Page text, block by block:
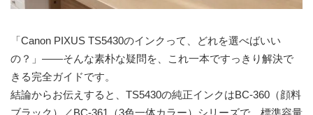
「Canon PIXUS TS5430のインクって、どれを選べばいい
の？」――そんな素朴な疑問を、これ一本ですっきり解決で
きる完全ガイドです。
結論からお伝えすると、TS5430の純正インクはBC-360（顔料